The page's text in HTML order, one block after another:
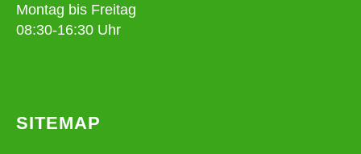
Montag bis Freitag
08:30-16:30 Uhr
SITEMAP